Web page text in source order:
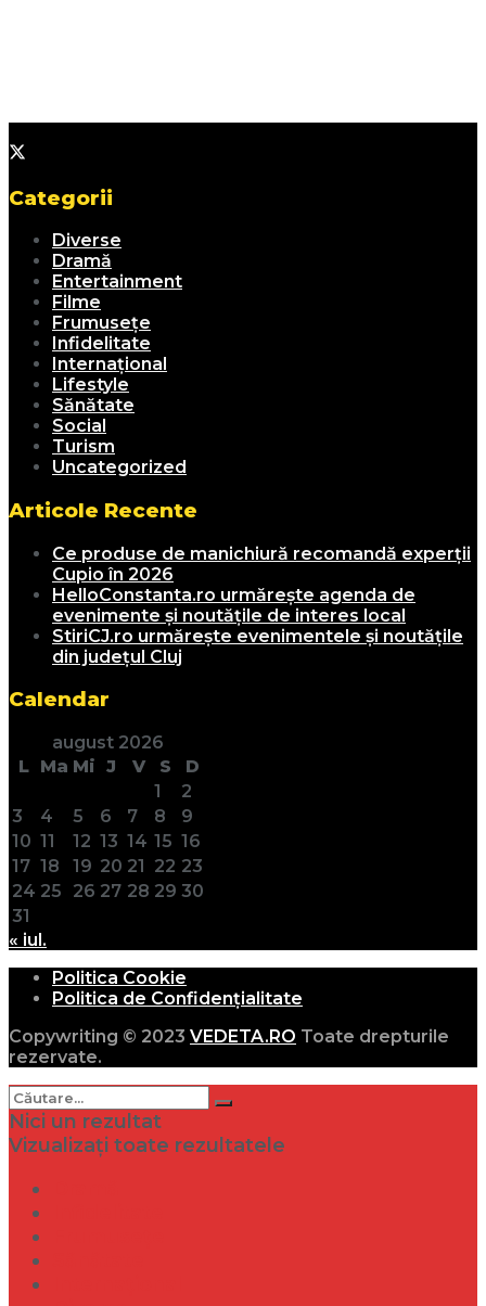
Categorii
Diverse
Dramă
Entertainment
Filme
Frumusețe
Infidelitate
Internațional
Lifestyle
Sănătate
Social
Turism
Uncategorized
Articole Recente
Ce produse de manichiură recomandă experții
Cupio în 2026
HelloConstanta.ro urmărește agenda de
evenimente și noutățile de interes local
StiriCJ.ro urmărește evenimentele și noutățile
din județul Cluj
Calendar
august 2026
L Ma Mi J V S
D
1
2
3
4 5 6 7 8
9
10 11 12 13 14 15 16
17 18 19 20 21 22 23
24 25 26 27 28 29 30
31
« iul.
Politica Cookie
Politica de Confidențialitate
Copywriting © 2023 VEDETA.RO Toate drepturile
rezervate.
Nici un rezultat
Vizualizați toate rezultatele